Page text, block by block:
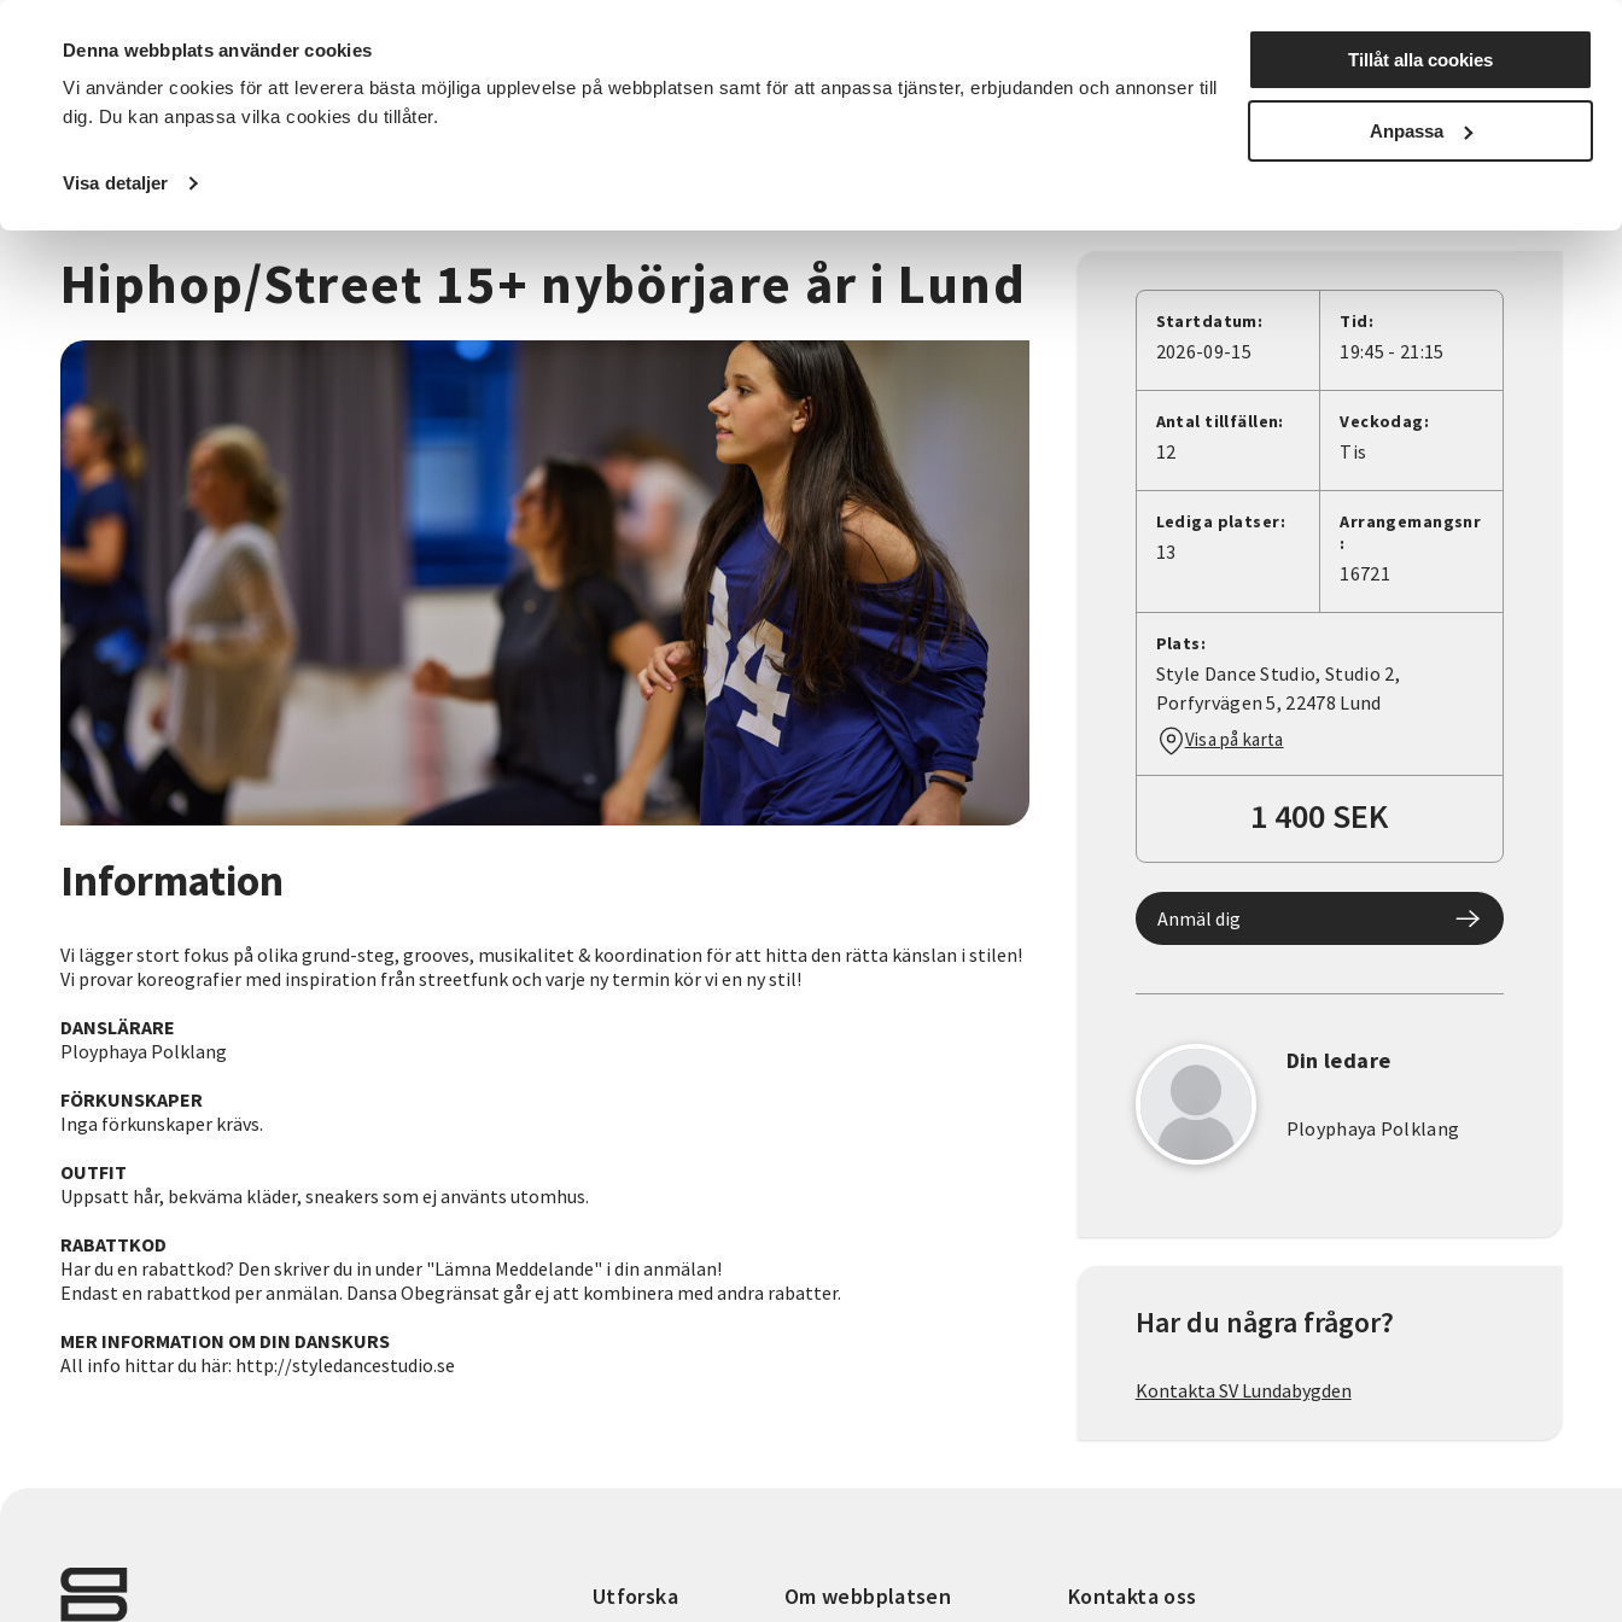
Denna webbplats använder cookies
Vi använder cookies för att leverera bästa möjliga upplevelse på webbplatsen samt för att anpassa tjänster, erbjudanden och annonser till
dig. Du kan anpassa vilka cookies du tillåter.
Visa detaljer
Tillåt alla cookies
Anpassa
DET HÄR GÖR VI FÖR DIG SOM SÖK KURSER OCH EVENEMANG Nyheter Avdelningar
Startsida / Kurser och evenemang
Hiphop/Street 15+ nybörjare år i Lund
Information
Vi lägger stort fokus på olika grund-steg, grooves, musikalitet & koordination för att hitta den rätta känslan i stilen!
Vi provar koreografier med inspiration från streetfunk och varje ny termin kör vi en ny stil!
DANSLÄRARE
Ployphaya Polklang
FÖRKUNSKAPER
Inga förkunskaper krävs.
OUTFIT
Uppsatt hår, bekväma kläder, sneakers som ej använts utomhus.
RABATTKOD
Har du en rabattkod? Den skriver du in under "Lämna Meddelande" i din anmälan!
Endast en rabattkod per anmälan. Dansa Obegränsat går ej att kombinera med andra rabatter.
MER INFORMATION OM DIN DANSKURS
All info hittar du här: http://styledancestudio.se
Startdatum:
2026-09-15
Tid:
19:45 - 21:15
Antal tillfällen:
12
Veckodag:
Tis
Lediga platser:
13
Arrangemangsnr
:
16721
Plats:
Style Dance Studio, Studio 2,
Porfyrvägen 5, 22478 Lund
Visa på karta
1 400 SEK
Anmäl dig
Din ledare
Ployphaya Polklang
Har du några frågor?
Kontakta SV Lundabygden
Utforska Om webbplatsen Kontakta oss